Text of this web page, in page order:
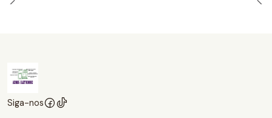
Siga-nos